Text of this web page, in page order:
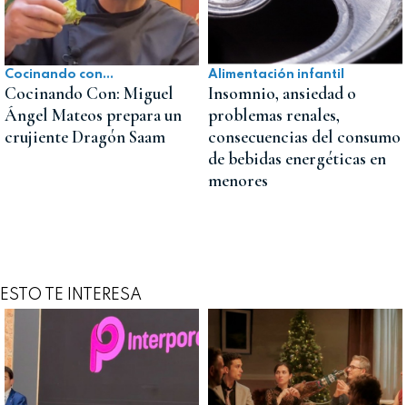
Cocinando con...
Cocinando Con: Miguel
Ángel Mateos prepara un
crujiente Dragón Saam
Alimentación infantil
Insomnio, ansiedad o
problemas renales,
consecuencias del consumo
de bebidas energéticas en
menores
ESTO TE INTERESA